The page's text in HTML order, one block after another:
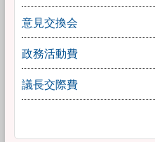
意見交換会
政務活動費
議長交際費